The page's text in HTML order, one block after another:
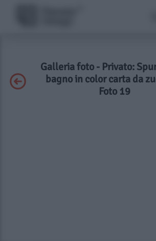
Galleria foto - Privato:
bagno in color carta da
Foto 19